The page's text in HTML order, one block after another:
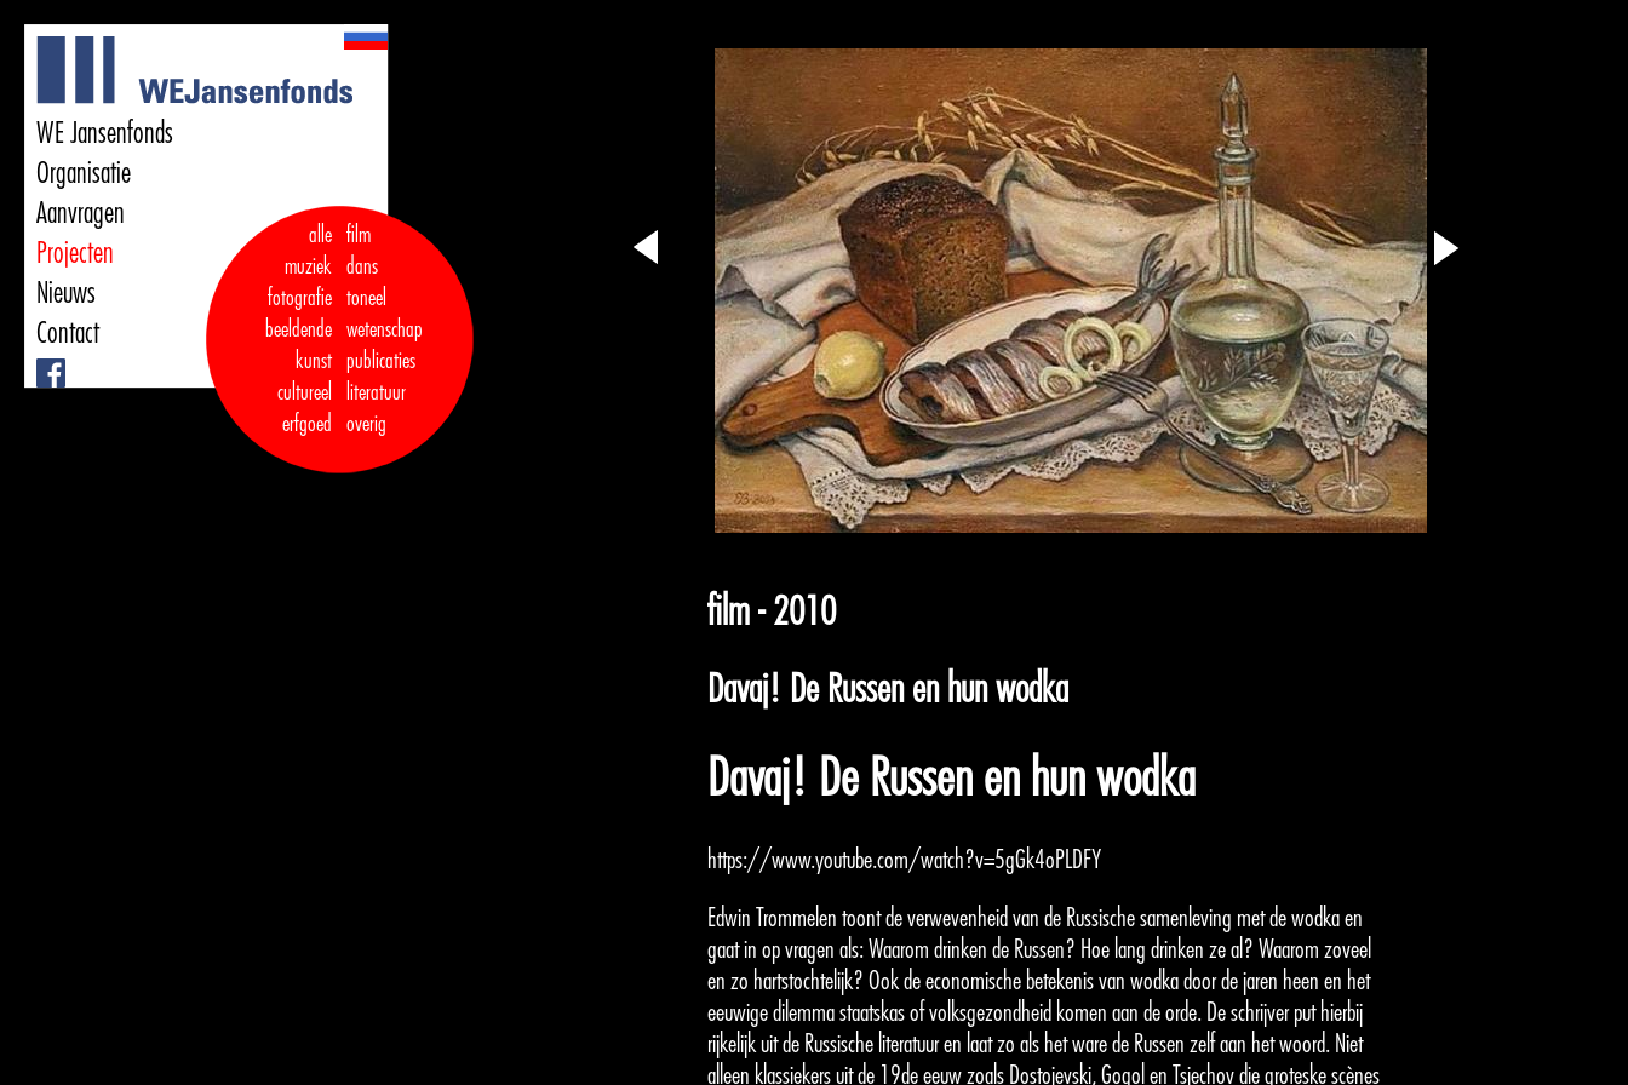
WE Jansenfonds
Organisatie
Aanvragen
Projecten
Nieuws
Contact
alle
muziek
fotografie
beeldende
kunst
cultureel
erfgoed
film
dans
toneel
wetenschap
publicaties
literatuur
overig
film - 2010
Davaj! De Russen en hun wodka
Davaj! De Russen en hun wodka
https://www.youtube.com/watch?v=5gGk4oPLDFY
Edwin Trommelen toont de verwevenheid van de Russische samenleving met de wodka en
gaat in op vragen als: Waarom drinken de Russen? Hoe lang drinken ze al? Waarom zoveel
en zo hartstochtelijk? Ook de economische betekenis van wodka door de jaren heen en het
eeuwige dilemma staatskas of volksgezondheid komen aan de orde. De schrijver put hierbij
rijkelijk uit de Russische literatuur en laat zo als het ware de Russen zelf aan het woord. Niet
alleen klassiekers uit de 19de eeuw zoals Dostojevski, Gogol en Tsjechov die groteske scènes